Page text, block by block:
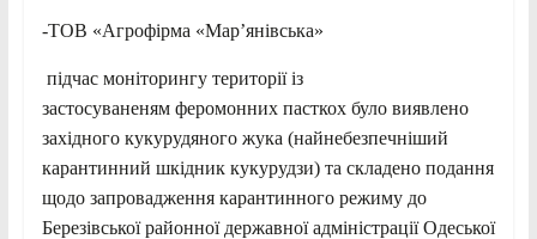
-ТОВ «Агрофірма «Мар’янівська»
підчас моніторингу території із
застосуваненям феромонних пасткох було виявлено
західного кукурудяного жука (найнебезпечніший
карантинний шкідник кукурудзи) та складено подання
щодо запровадження карантинного режиму до
Березівської районної державної адміністрації Одеської